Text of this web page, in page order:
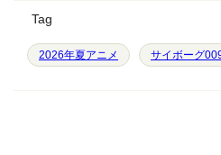
Tag
2026年夏アニメ サイボーグ